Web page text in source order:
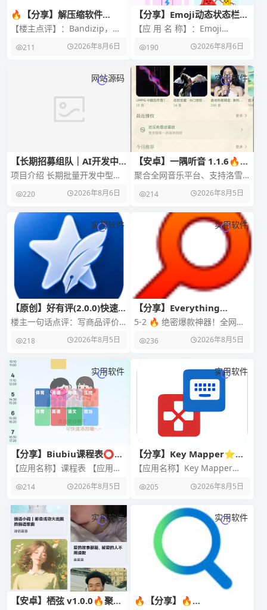
🔥【分享】解压缩软件
Bandizip v8.00 Beta29
【楼主点评】：Bandizip，免
最快的压缩和解压缩文件管理
211 2026年8月6日
【分享】Emoji动态状态栏
🔥灵动岛🔥安卓美化🔥高级
版
【应 用 名 称】：Emoji
本】：10.3
190 2026年8月6日
网站源码
【长期招募组队｜AI开发中
大型完整PHP复杂网站源码】
项目介绍 长期批量开发中型、
全部为完整版复杂站点架构，
220 2026年8月6日
实用软件
【安卓】一隅听音 1.1.6🔥高
颜值音乐软件🔥聚合全网音
乐
聚合全网音乐平台、支持洛雪
告、高颜值界面 📢【应用名
214 2026年8月5日
实用软件
【原创】好有评(2.0.0)快速写
评价(Android)
楼主一句话点评：写商品评价
图就能生成评价,三秒搞定，复
218 2026年8月5日
实用软件
【分享】Everything
1.5.0.1418b 简体中文完全汉
化版 — Windows 文件搜
5-2 🔥 绝密爆款神器！全网稀
【软件名称】：Everything 🎲
236 2026年8月5日
实用软件
【分享】Biubiu课程表⭕大
学生必备
【应用名称】课程表 【应用版
【适用平台】安卓 【应用简
214 2026年8月5日
实用软件
【分享】Key Mapper⭐映
射虚拟鼠标 手柄 键盘等外设
⭐
【应用名称】Key Mapper
小】12.45M 【适用平台】安卓
205 2026年8月5日
实用软件
【安卓】栖弦 v1.0.0🔥聚合
实用软件
🔥【分享】🔥